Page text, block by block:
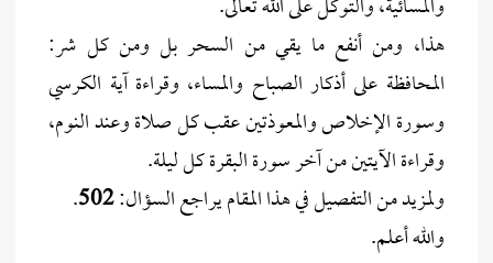
هذا، ومن أنفع ما يقي من السحر بل ومن كل شر:
المحافظة على أذكار الصباح والمساء، وقراءة آية الكرسي
وسورة الإخلاص والمعوذتين عقب كل صلاة وعند النوم،
وقراءة الآيتين من آخر سورة البقرة كل ليلة.
ولمزيد من التفصيل في هذا المقام يراجع السؤال:502
.
والله أعلم.